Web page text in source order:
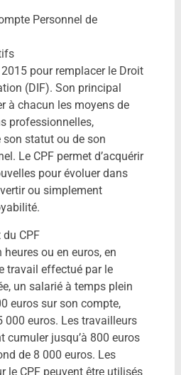
Personnel de
2015 pour remplacer le Droit
(DIF). Son principal
à chacun les moyens de
professionnelles,
statut ou de son
Le CPF permet d’acquérir
pour évoluer dans
ou simplement
CPF
heures ou en euros, en
travail effectué par le
un salarié à temps plein
euros sur son compte,
000 euros. Les travailleurs
cumuler jusqu’à 800 euros
de 8 000 euros. Les
le CPF peuvent être utilisés